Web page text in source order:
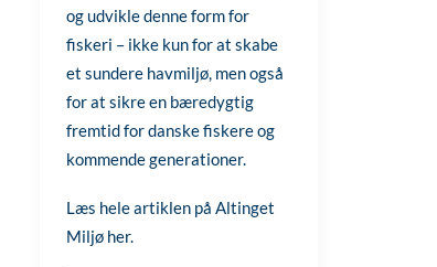
og udvikle denne form for
fiskeri – ikke kun for at skabe
et sundere havmiljø, men også
for at sikre en bæredygtig
fremtid for danske fiskere og
kommende generationer.
Læs hele artiklen på Altinget
Miljø her.